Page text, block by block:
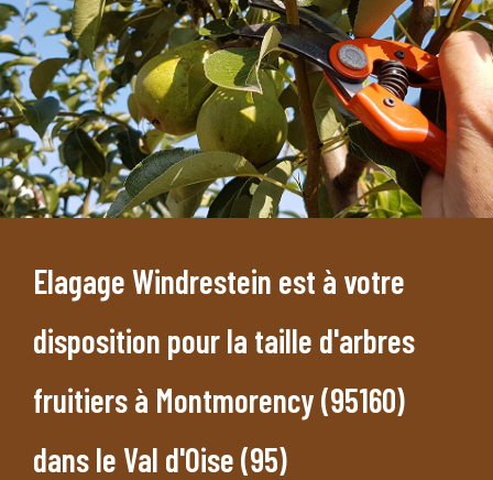
Elagage Windrestein est à votre
disposition pour la taille d'arbres
fruitiers à Montmorency (95160)
dans le Val d'Oise (95)